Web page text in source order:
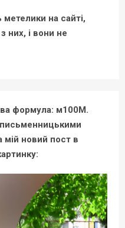
на сайті,
них, і вони не
формула: м100М.
мій новий пост в